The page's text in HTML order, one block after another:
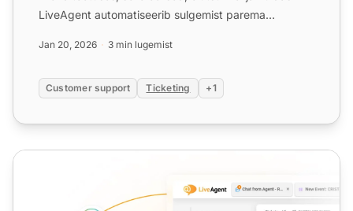
LiveAgent automatiseerib sulgemist parema
Jan 20, 2026 3 min lugemist
Customer support Ticketing +1
Pileti määramine